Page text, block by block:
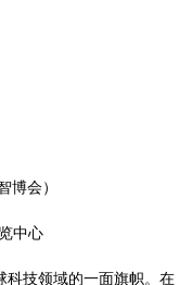
博会）
中心
科技领域的一面旗帜。在